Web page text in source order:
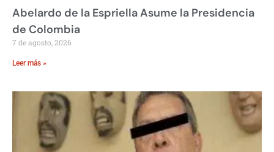
Abelardo de la Espriella Asume la Presidencia
de Colombia
7 de agosto, 2026
Leer más »